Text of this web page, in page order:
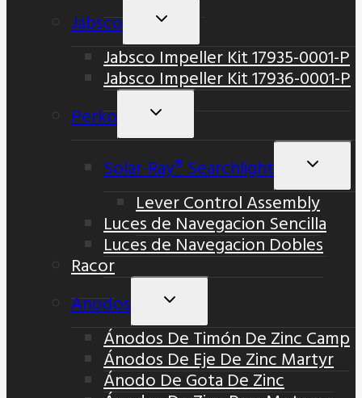
Jabsco
Alternar
Hijo
Jabsco Impeller Kit 17935-0001-P
Jabsco Impeller Kit 17936-0001-P
Perko
Alternar
Solar-Ray® Searchlight
Hijo
Lever Control Assembly
Luces de Navegacion Sencilla
Luces de Navegacion Dobles
Racor
Anodos
Alternar
Hijo
Ánodos De Timón De Zinc Camp
Ánodos De Eje De Zinc Martyr
Ánodo De Gota De Zinc